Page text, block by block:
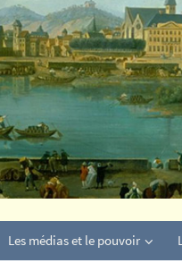
Les médias et le pouvoir